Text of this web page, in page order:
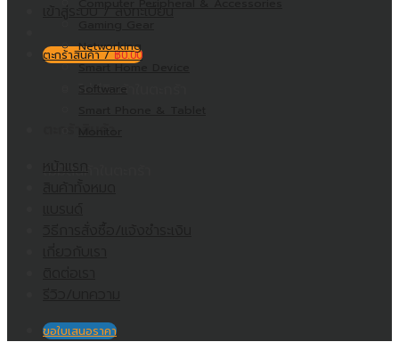
ตะกร้าสินค้า /฿0.00
ไม่มีสินค้าในตะกร้า
Networking
Smart Home Device
Software
ขอใบเสนอราคา